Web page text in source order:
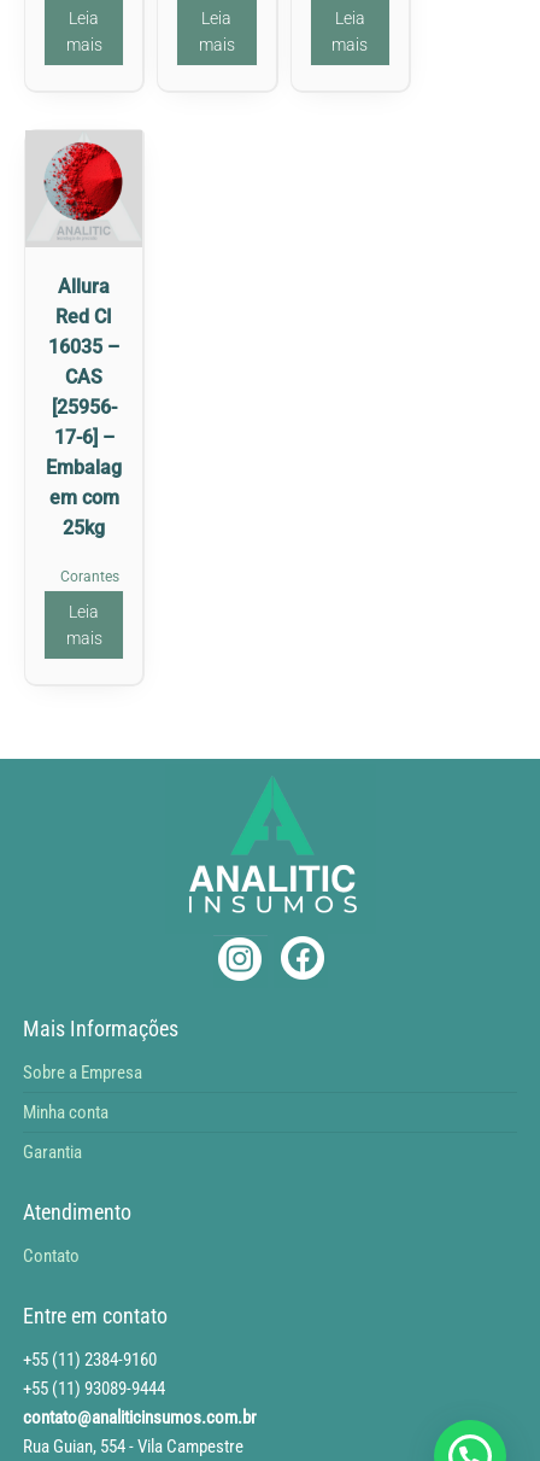
Leia
mais
Leia
mais
Leia
mais
Allura
Red CI
16035 –
CAS
[25956-
17-6] –
Embalag
em com
25kg
Corantes
Leia
mais
Mais Informações
Sobre a Empresa
Minha conta
Garantia
Atendimento
Contato
Entre em contato
+55 (11) 2384-9160
+55 (11) 93089-9444
contato@analiticinsumos.com.br
Rua Guian, 554 - Vila Campestre